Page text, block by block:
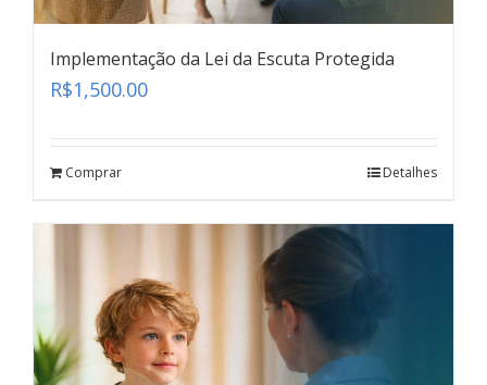
Implementação da Lei da Escuta Protegida
R$1,500.00
Comprar Detalhes